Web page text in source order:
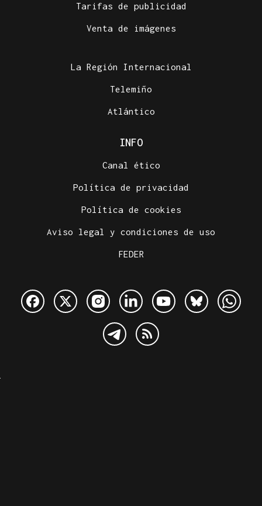
Tarifas de publicidad
Venta de imágenes
La Región Internacional
Telemiño
Atlántico
INFO
Canal ético
Política de privacidad
Política de cookies
Aviso legal y condiciones de uso
FEDER